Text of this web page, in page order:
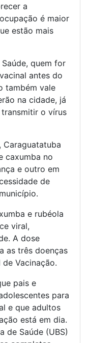
a
é maior
estão mais
quem for
antes do
também vale
na cidade, já
o vírus
caxumba no
e outro em
de
e rubéola
viral,
A dose
as três doenças
Vacinação.
pais e
para
e que adultos
está em dia.
de Saúde (UBS)